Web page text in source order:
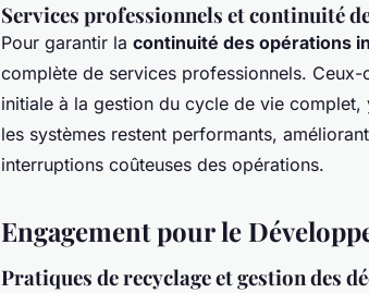
Services professionnels et continuité
Pour garantir la continuité des opérations
complète de services professionnels.
initiale à la gestion du cycle de vie
les systèmes restent performants,
interruptions coûteuses des opérations.
Engagement pour le
Pratiques de recyclage et gestion des